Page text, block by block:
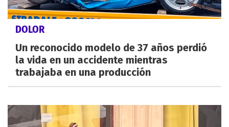
DOLOR
Un reconocido modelo de 37 años perdió
la vida en un accidente mientras
trabajaba en una producción